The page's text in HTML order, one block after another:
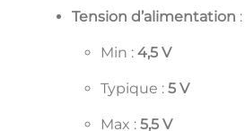
Tension d’alimentation :
Min : 4,5 V
Typique : 5 V
Max : 5,5 V